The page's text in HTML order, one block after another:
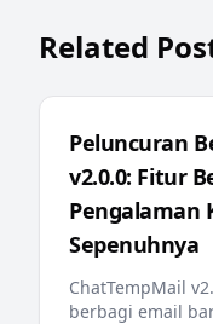
Related
Peluncuran
v2.0.0: Fitur
Pengalaman
Sepenuhnya
ChatTempMail
berbagi email